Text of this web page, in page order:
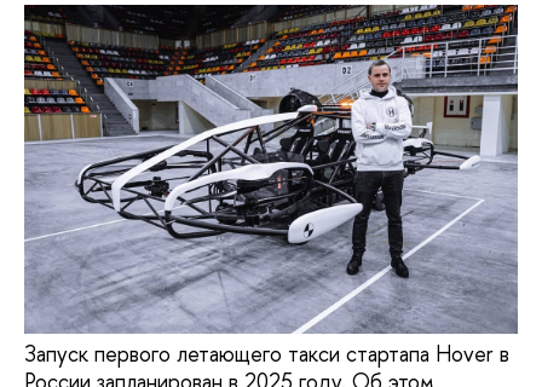
Запуск первого летающего такси стартапа Hover в